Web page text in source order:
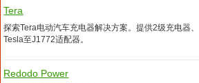
Tera
探索Tera电动汽车充电器解决方案。提供2级充电器
Tesla至J1772适配器。
Redodo Power